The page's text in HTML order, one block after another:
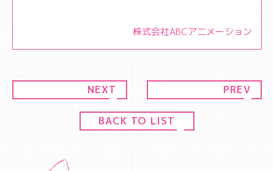
株式会社ABCアニメーション
NEXT PREV
BACK TO LIST